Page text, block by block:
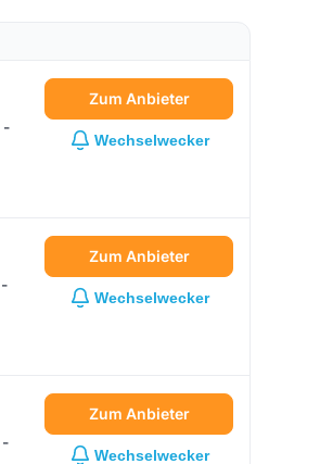
-
Zum Anbieter
Wechselwecker
-
Zum Anbieter
Wechselwecker
-
Zum Anbieter
Wechselwecker